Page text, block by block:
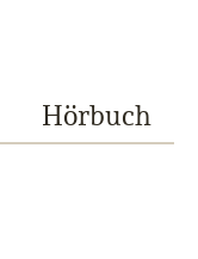
Hörbuch